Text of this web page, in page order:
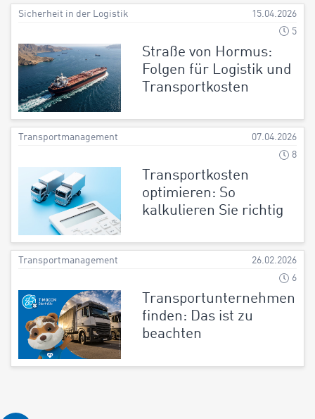
Sicherheit in der Logistik
15.04.2026
5
Straße von Hormus:
Folgen für Logistik und
Transportkosten
Transportmanagement
07.04.2026
8
Transportkosten
optimieren: So
kalkulieren Sie richtig
Transportmanagement
26.02.2026
6
Transportunternehmen
finden: Das ist zu
beachten